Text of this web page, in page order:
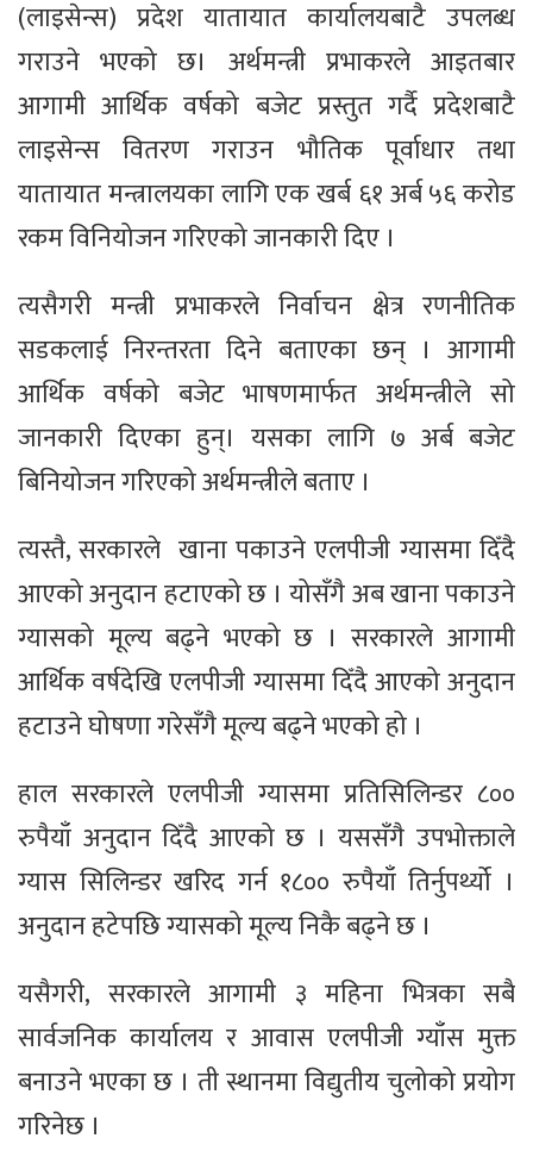
(लाइसेन्स) प्रदेश यातायात कार्यालयबाटै उपलब्ध
गराउने भएको छ। अर्थमन्त्री प्रभाकरले आइतबार
आगामी आर्थिक वर्षको बजेट प्रस्तुत गर्दै प्रदेशबाटै
लाइसेन्स वितरण गराउन भौतिक पूर्वाधार तथा
यातायात मन्त्रालयका लागि एक खर्ब ६१ अर्ब ५६ करोड
रकम विनियोजन गरिएको जानकारी दिए ।
त्यसैगरी मन्त्री प्रभाकरले निर्वाचन क्षेत्र रणनीतिक
सडकलाई निरन्तरता दिने बताएका छन् । आगामी
आर्थिक वर्षको बजेट भाषणमार्फत अर्थमन्त्रीले सो
जानकारी दिएका हुन्। यसका लागि ७ अर्ब बजेट
बिनियोजन गरिएको अर्थमन्त्रीले बताए ।
त्यस्तै, सरकारले खाना पकाउने एलपीजी ग्यासमा दिँदै
आएको अनुदान हटाएको छ । योसँगै अब खाना पकाउने
ग्यासको मूल्य बढ्ने भएको छ । सरकारले आगामी
आर्थिक वर्षदेखि एलपीजी ग्यासमा दिँदै आएको अनुदान
हटाउने घोषणा गरेसँगै मूल्य बढ्ने भएको हो ।
हाल सरकारले एलपीजी ग्यासमा प्रतिसिलिन्डर ८००
रुपैयाँ अनुदान दिँदै आएको छ । यससँगै उपभोक्ताले
ग्यास सिलिन्डर खरिद गर्न १८०० रुपैयाँ तिर्नुपर्थ्यो ।
अनुदान हटेपछि ग्यासको मूल्य निकै बढ्ने छ ।
यसैगरी, सरकारले आगामी ३ महिना भित्रका सबै
सार्वजनिक कार्यालय र आवास एलपीजी ग्याँस मुक्त
बनाउने भएका छ । ती स्थानमा विद्युतीय चुलोको प्रयोग
गरिनेछ ।